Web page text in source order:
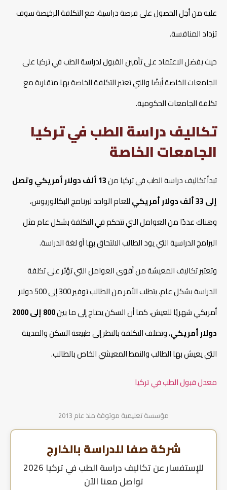
عليه من أجل الحصول على فرصة دراسية، مع التكلفة الرخيصة سوف
تزداد المنافسة.
حيث يفضل الاعتماد على تأمين القبول لدراسة الطب في تركيا على
الجامعات الخاصة أيضًا والتي تعتبر التكلفة الخاصة بها متقاربة مع
تكلفة الجامعات الحكومية.
تكاليف دراسة الطب في تركيا
الجامعات الخاصة
تبدأ تكاليف دراسة الطب في تركيا من
13 ألف دولار أمريكي وتصل
إلى 33 ألف دولار أمريكي
للعام الواحد لبرنامج البكالوريوس،
وهناك عددًا من العوامل التي تتحكم في التكلفة بشكل عام مثل
البرامج الدراسية التي يود الطالب الالتحاق بها أو لغة الدراسة.
وتعتبر تكاليف المعيشة من أقوى العوامل التي تؤثر على تكلفة
الدراسة بشكل عام، يتطلب الأمر من الطالب توفير 300 إلى 500 دولار
أمريكي شهريًا للعيش، كما أن السكن يحتاج إلى ما بين
800 إلى 2000
دولار أمريكي، وتختلف التكلفة بالنظر إلى طبيعة السكن والمدينة
التي يعيش بها الطالب والنمط المعيشي الخاص بالطالب.
معدل قبول الطب في تركيا
مؤسسة تعليمية موثوقة منذ عام 2013
شركة صفا للدراسة بالخارج
للإستفسار عنتكاليف دراسة الطب في تركيا 2026
تواصل معنا الآن